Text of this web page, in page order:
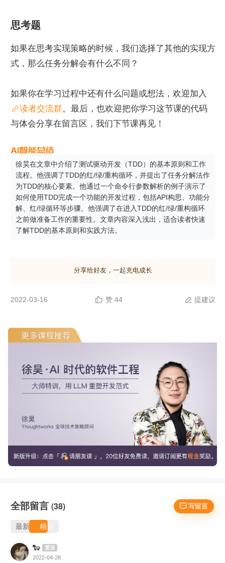
思考题
如果在思考实现策略的时候，我们选择了其他的实现方
式，那么任务分解会有什么不同？
如果你在学习过程中还有什么问题或想法，欢迎加入
读者交流群。最后，也欢迎把你学习这节课的代码
与体会分享在留言区，我们下节课再见！
徐昊在文章中介绍了测试驱动开发（TDD）的基本原则和工作
流程。他强调了TDD的红/绿/重构循环，并提出了任务分解法作
为TDD的核心要素。他通过一个命令行参数解析的例子演示了
如何使用TDD完成一个功能的开发过程，包括API构思、功能分
解、红/绿循环等步骤。他强调了在进入TDD的红/绿/重构循环
之前做准备工作的重要性。文章内容深入浅出，适合读者快速
了解TDD的基本原则和实践方法。
分享给好友，一起充电成长
2022-03-16  赞 44  提建议
 写留言
全部留言 (38)
最新 精选
🐑 置顶
2022-04-28